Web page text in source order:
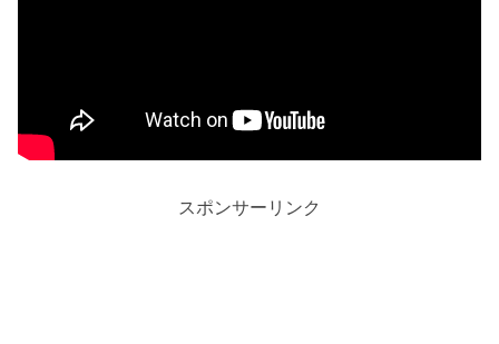
スポンサーリンク